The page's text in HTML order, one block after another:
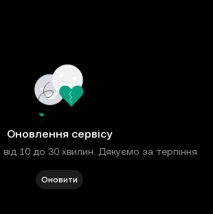
Оновлення сервісу
10 до 30 хвилин. Дякуємо за терпіння.
Оновити